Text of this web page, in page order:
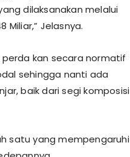
dilaksanakan melalui
Miliar,” Jelasnya.
kan secara normatif
sehingga nanti ada
baik dari segi komposisi
satu yang mempengaruhi